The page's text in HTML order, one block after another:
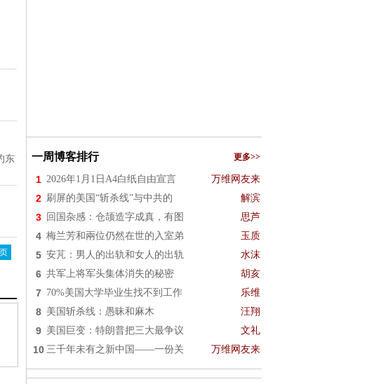
东
一周博客排行 更多>>
1 2026年1月1日A4白纸自由宣言 万维网友来
2 刷屏的美国“斩杀线”与中共的 解滨
3 回国杂感：仓颉造字成真，有图 思芦
4 梅兰芳和兩位仍然在世的入室弟 玉质
5 安芃：男人的出轨和女人的出轨 水沫
6 共军上将军头集体消失的秘密 胡亥
7 70%美国大学毕业生找不到工作 乐维
8 美国斩杀线：愚昧和麻木 汪翔
9 美国巨变：特朗普把三大最争议 文礼
10 三千年未有之新中国——一份关 万维网友来